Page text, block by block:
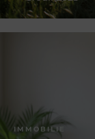
IMMOBILIE